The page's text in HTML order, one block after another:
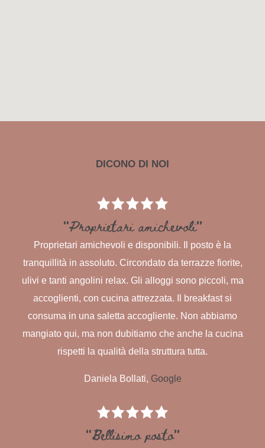
DICONO DI NOI
“Proprietari amichevoli”
Proprietari amichevoli e disponibili. Il posto è la
tranquillità in assoluto. Circondato da terrazze fiorite,
ulivi e tanti angolini relax. Gli alloggi sono piccoli, ma
accoglienti, con cucina attrezzata. Il breakfast si
consuma in una saletta accogliente. Non abbiamo
mangiato qui, ma non dubitiamo che anche la cucina
rispetti la qualità della struttura tutta.
Daniela Bollati, Google
“Bellisimo posto”